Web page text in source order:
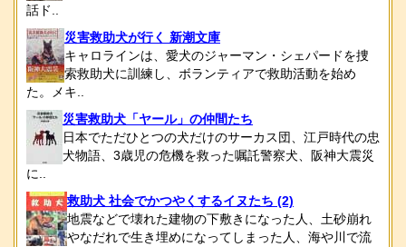
話ド..
災害救助犬が行く 新潮文庫
キャロラインは、愛犬のジャーマン・シェパードを捜
索救助犬に訓練し、ボランティアで救助活動を始め
た。メキ..
災害救助犬「ヤール」の仲間たち
日本でただひとつの犬だけのサーカス団、江戸時代の忠
犬物語、3歳児の危機を救った嘱託警察犬、阪神大震災
に..
救助犬 社会でかつやくするイヌたち (2)
地震などで壊れた建物の下敷きになった人、土砂崩れ
やなだれで生き埋めになってしまった人、海や川で流